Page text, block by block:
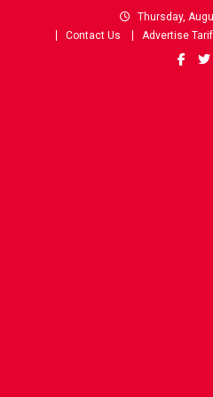
Thursday,
Contact Us
Advertise